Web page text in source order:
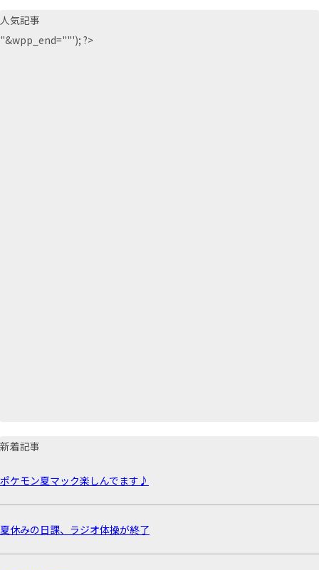
人気記事
"&wpp_end=""'); ?>
新着記事
ポケモン夏マック楽しんでます♪
夏休みの日課、ラジオ体操が終了